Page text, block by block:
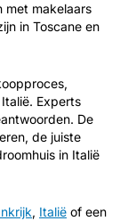
met makelaars
in Toscane en
Experts
De
de juiste
in Italië
, Italië of een